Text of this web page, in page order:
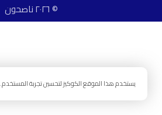
© ٢٠٢٦ ناصحون
يستخدم هذا الموقع الكوكيز لتحسين تجربة المستخدم.